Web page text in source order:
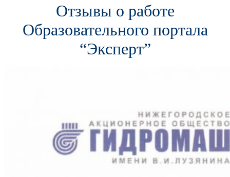
Отзывы о работе
Образовательного портала
“Эксперт”